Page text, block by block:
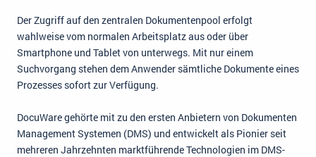
Der Zugriff auf den zentralen Dokumentenpool erfolgt
wahlweise vom normalen Arbeitsplatz aus oder über
Smartphone und Tablet von unterwegs. Mit nur einem
Suchvorgang stehen dem Anwender sämtliche Dokumente eines
Prozesses sofort zur Verfügung.
DocuWare gehörte mit zu den ersten Anbietern von Dokumenten
Management Systemen (DMS) und entwickelt als Pionier seit
mehreren Jahrzehnten marktführende Technologien im DMS-